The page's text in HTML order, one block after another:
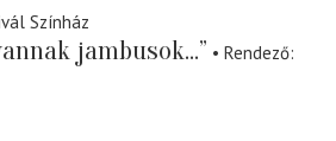
Színház
jambusok...”
Rendező